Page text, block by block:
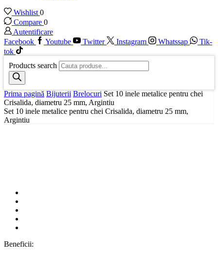
Wishlist 0
Compare 0
Autentificare
Facebook
Youtube Twitter Instagram Whatssap
Tik-
tok
Products search
Prima pagină Bijuterii Brelocuri Set 10 inele metalice pentru chei
Crisalida, diametru 25 mm, Argintiu
Set 10 inele metalice pentru chei Crisalida, diametru 25 mm,
Argintiu
Beneficii: